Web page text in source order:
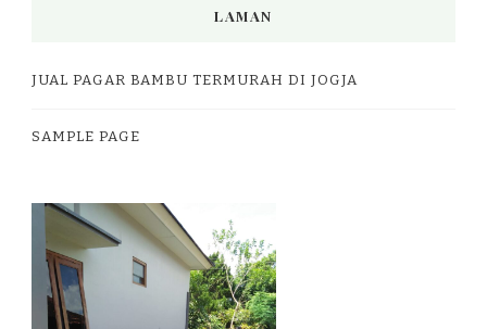
LAMAN
JUAL PAGAR BAMBU TERMURAH DI JOGJA
SAMPLE PAGE